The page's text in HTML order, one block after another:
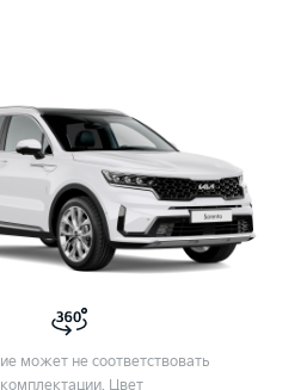
может не соответствовать
Цвет